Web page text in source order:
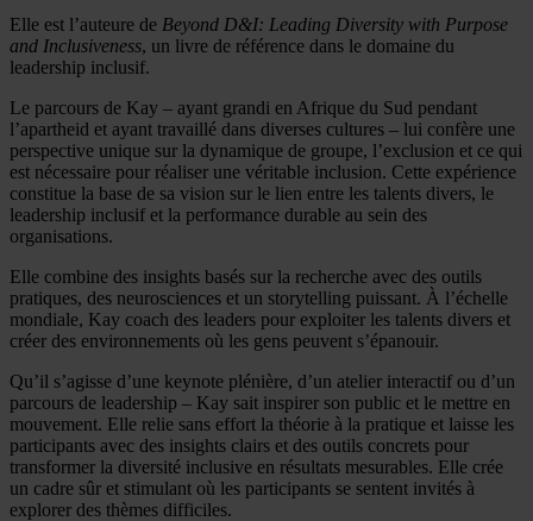
Elle est l’auteure de Beyond D&I: Leading Diversity with Purpose
and Inclusiveness, un livre de référence dans le domaine du
leadership inclusif.
Le parcours de Kay – ayant grandi en Afrique du Sud pendant
l’apartheid et ayant travaillé dans diverses cultures – lui confère une
perspective unique sur la dynamique de groupe, l’exclusion et ce qui
est nécessaire pour réaliser une véritable inclusion. Cette expérience
constitue la base de sa vision sur le lien entre les talents divers, le
leadership inclusif et la performance durable au sein des
organisations.
Elle combine des insights basés sur la recherche avec des outils
pratiques, des neurosciences et un storytelling puissant. À l’échelle
mondiale, Kay coach des leaders pour exploiter les talents divers et
créer des environnements où les gens peuvent s’épanouir.
Qu’il s’agisse d’une keynote plénière, d’un atelier interactif ou d’un
parcours de leadership – Kay sait inspirer son public et le mettre en
mouvement. Elle relie sans effort la théorie à la pratique et laisse les
participants avec des insights clairs et des outils concrets pour
transformer la diversité inclusive en résultats mesurables. Elle crée
un cadre sûr et stimulant où les participants se sentent invités à
explorer des thèmes difficiles.